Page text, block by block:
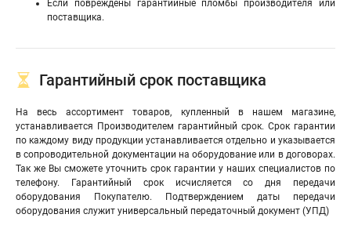
Если повреждены гарантийные пломбы производителя или
поставщика.
Гарантийный срок поставщика
На весь ассортимент товаров, купленный в нашем магазине,
устанавливается Производителем гарантийный срок. Срок гарантии
по каждому виду продукции устанавливается отдельно и указывается
в сопроводительной документации на оборудование или в договорах.
Так же Вы сможете уточнить срок гарантии у наших специалистов по
телефону. Гарантийный срок исчисляется со дня передачи
оборудования Покупателю. Подтверждением даты передачи
оборудования служит универсальный передаточный документ (УПД)